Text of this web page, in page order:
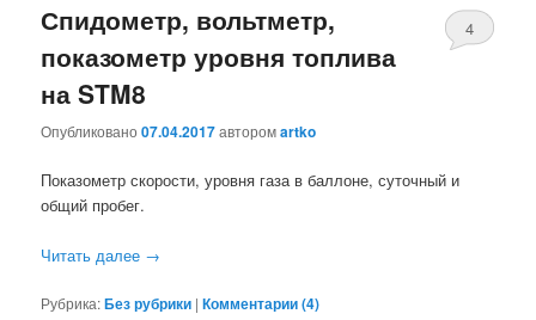
Спидометр, вольтметр,
показометр уровня топлива
на STM8
Опубликовано07.04.2017авторомartko
4
Показометр скорости, уровня газа в баллоне, суточный и
общий пробег.
Читать далее →
Рубрика:Без рубрики |Комментарии (4)